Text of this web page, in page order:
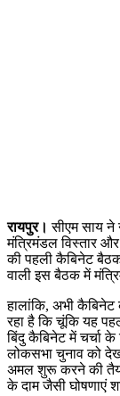
रायपुर। सीएम साय ने
मंत्रिमंडल विस्तार
की पहली कैबिनेट बैठक
वाली इस बैठक में
हालांकि, अभी
रहा है कि चूंकि यह
बिंदु कैबिनेट में चर्चा
लोकसभा चुनाव को
अमल शुरू करने की
के दाम जैसी घोषणाएं